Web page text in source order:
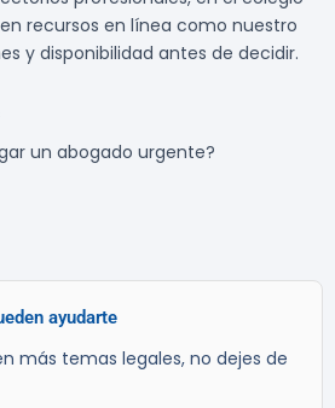
recursos en línea como nuestro
y disponibilidad antes de decidir.
un abogado urgente?
ayudarte
más temas legales, no dejes de